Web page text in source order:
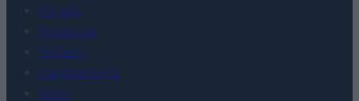
Porady
Promocje
FinTech
Hardware PC
Moto